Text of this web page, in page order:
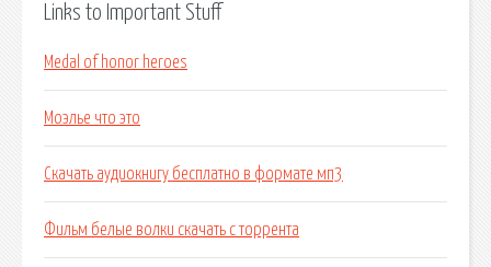
Links to Important Stuff
Medal of honor heroes
Моэлье что это
Скачать аудиокнигу бесплатно в формате мп3
Фильм белые волки скачать с торрента